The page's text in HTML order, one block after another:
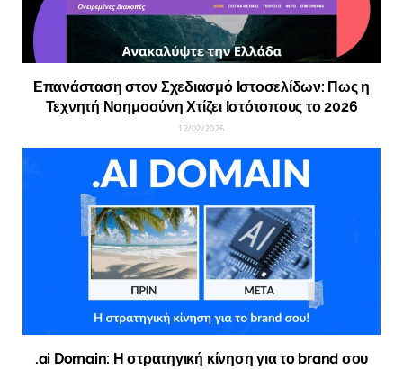
Επανάσταση στον Σχεδιασμό Ιστοσελίδων: Πως η
Τεχνητή Νοημοσύνη Χτίζει Ιστότοπους το 2026
12/02/2026
.ai Domain: Η στρατηγική κίνηση για το brand σου